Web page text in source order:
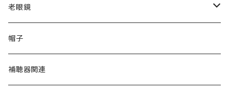
VivienneWestwood ヴィヴィアン
PAGE BOY ページボーイ
フルラ FURLA
gucci グッチ
VivienneWestwood ヴィヴィアン
FURLA フルラ
老眼鏡
エッシェンバッハ Eschenbach
PORSCHE DESIGN ポルシェデザイン
帽子
補聴器関連